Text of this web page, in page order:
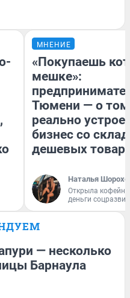
МНЕНИЕ
«Покупаешь
мешке»:
Тюмени — о
реально
бизнес со
дешевых
Наталья
Открыла
деньги
— несколько
Барнаула